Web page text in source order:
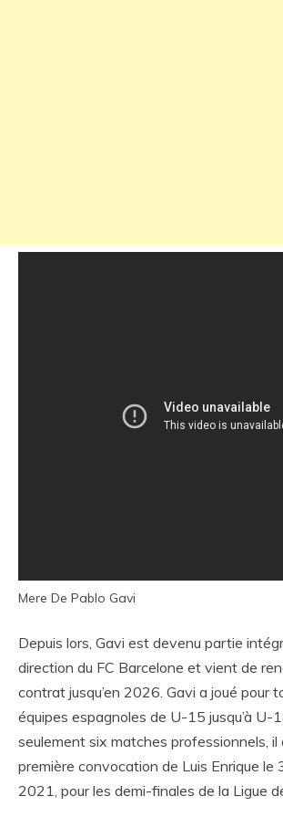
Mere De Pablo Gavi
Depuis lors, Gavi est devenu partie
direction du FC Barcelone et vient de
contrat jusqu’en 2026. Gavi a joué pour
équipes espagnoles de U-15 jusqu’à U-
seulement six matches professionnels, il
première convocation de Luis Enrique le
2021, pour les demi-finales de la Ligue